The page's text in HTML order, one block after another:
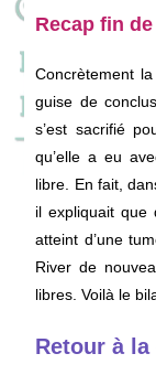
Recap fin
Concrètement
guise de
s’est sacrifié
qu’elle a eu
libre. En fait,
il expliquait que
atteint d’une
River de
libres. Voilà le
Retour à